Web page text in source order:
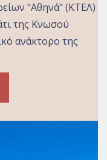
"Αθηνά" (ΚΤΕΛ)
της Κνωσού
ανάκτορο της